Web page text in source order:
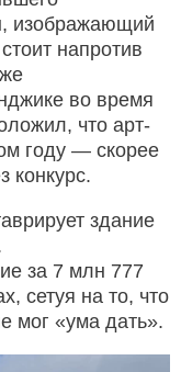
изображающий
напротив
во время
что арт-
году — скорее
конкурс.
здание
за 7 млн 777
сетуя на то, что
мог «ума дать».